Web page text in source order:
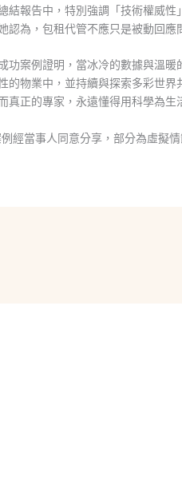
結報告中，特別強調「技術權威
認為，包租代管不應只是被動回
功案例證明，當冰冷的數據與溫
的物業中，並持續與探索多彩世
真正的專家，永遠懂得用科學為生
經當事人同意分享，部分為虛擬